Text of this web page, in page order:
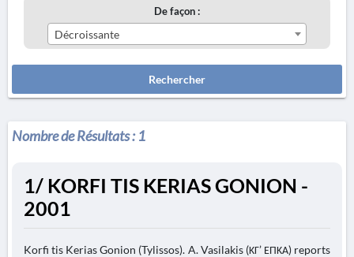
De façon :
Décroissante
Rechercher
Nombre de Résultats :1
1/ KORFI TIS KERIAS GONION -
2001
Korfi tis Kerias Gonion (Tylissos). A. Vasilakis (ΚΓ’ ΕΠΚΑ) reports